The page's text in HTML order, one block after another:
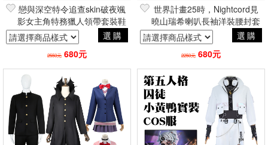
戀與深空特令追查skin破夜颯
影女主角特務獵人領帶套裝鞋
子假髮 萬聖節角色扮演
cosplay
選購
2550元 680元
世界計畫25時，Nightcord見
曉山瑞希喇叭長袖洋裝腰封套
裝假髮 萬聖節角色扮演
cosplay
選購
2250元 680元